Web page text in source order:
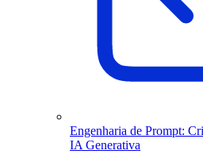
Engenharia de Prompt:
IA Generativa